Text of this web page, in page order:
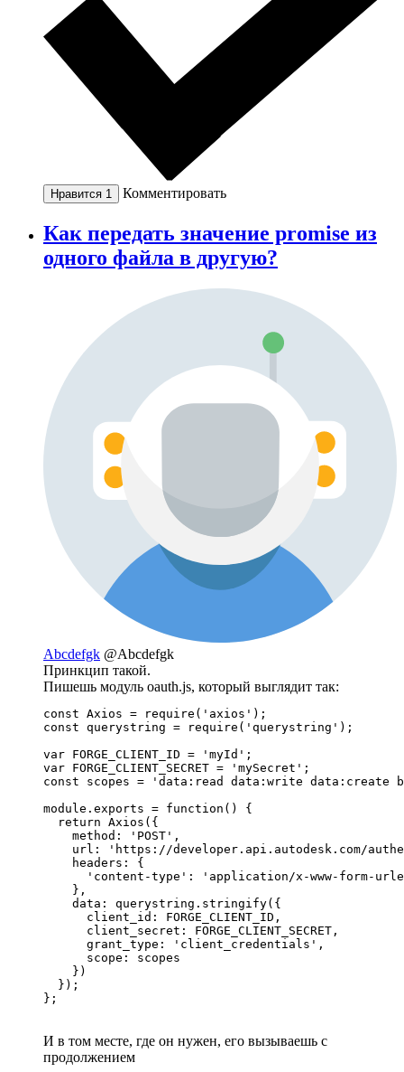
Нравится 1 Комментировать
Как передать значение promise из
одного файла в другую?
Abcdefgk @Abcdefgk
Принкцип такой.
Пишешь модуль oauth.js, который выглядит так:
const Axios = require('axios');
const querystring = require('querystring');
var FORGE_CLIENT_ID = 'myId';
var FORGE_CLIENT_SECRET = 'mySecret';
const scopes = 'data:read data:write data:create
module.exports = function() {
  return Axios({
    method: 'POST',
url: 'https://developer.api.autodesk.com/
    headers: {
'content-type': 'application/x-www-form-
    },
    data: querystring.stringify({
      client_id: FORGE_CLIENT_ID,
      client_secret: FORGE_CLIENT_SECRET,
      grant_type: 'client_credentials',
      scope: scopes
    })
  });
};
И в том месте, где он нужен, его вызываешь с
продолжением